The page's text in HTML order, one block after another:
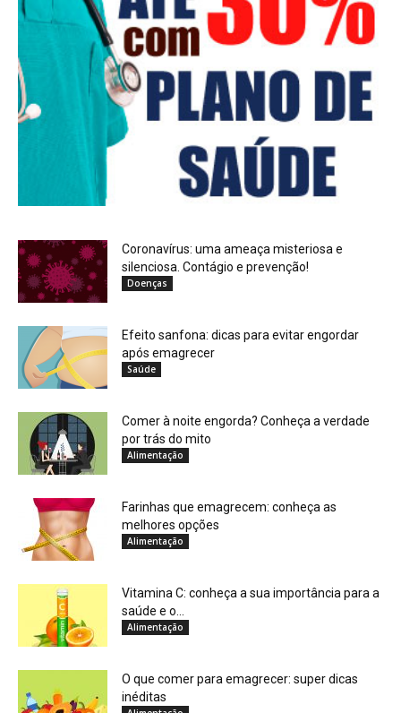
Coronavírus: uma ameaça misteriosa e
silenciosa. Contágio e prevenção!
Doenças
Efeito sanfona: dicas para evitar engordar
após emagrecer
Saúde
Comer à noite engorda? Conheça a verdade
por trás do mito
Alimentação
Farinhas que emagrecem: conheça as
melhores opções
Alimentação
Vitamina C: conheça a sua importância para a
saúde e o...
Alimentação
O que comer para emagrecer: super dicas
inéditas